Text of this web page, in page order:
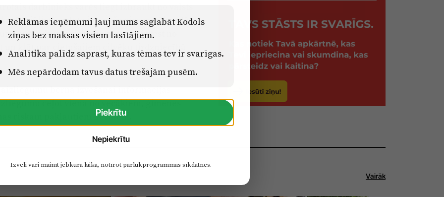
darbinieks varēs liegt izbraukt no valsts
jāliedz ceļot viņu pašu aizsardzības dēļ
acīmredzams risks, ka tās var aizvest no
kļūt par cietušajiem cilvēku tirdzniecībā
bērna izvešanai informācijas
ceļot viena no vecākiem, ģimenes
riskam pakļautiem bērniem.
Vairāk
Reklāmas ieņēmumi ļauj mums saglabāt Kodols
ziņas bez maksas visiem lasītājiem.
Analītika palīdz saprast, kuras tēmas tev ir svarīgas.
Mēs nepārdodam tavus datus trešajām pusēm.
Piekrītu
Nepiekrītu
Izvēli vari mainīt jebkurā laikā, notīrot pārlūkprogrammas sīkdatnes.